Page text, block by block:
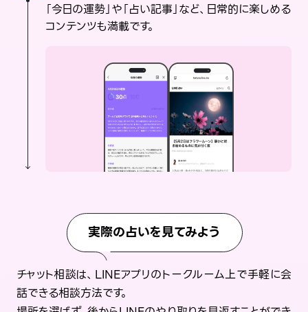
「今日の運勢」や「占い記事」など、日常的に楽しめる
コンテンツも満載です。
実際の占いを見てみよう
チャット相談は、LINEアプリのトークルーム上で手軽に会
話できる相談方法です。